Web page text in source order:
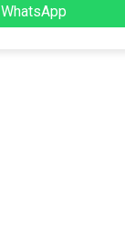
WhatsApp